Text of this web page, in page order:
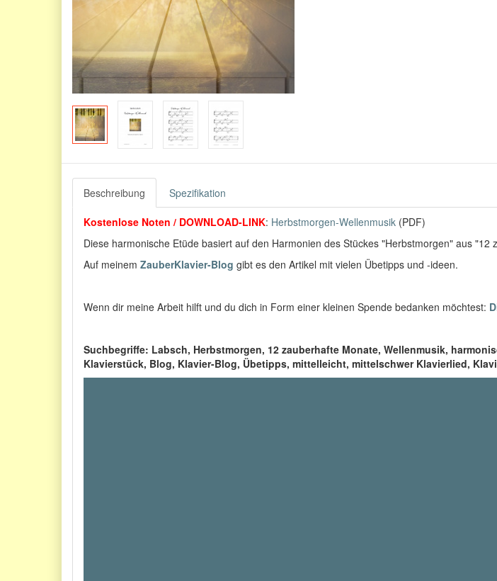
Beschreibung Spezifikation
Kostenlose Noten / DOWNLOAD-LINK: Herbstmorgen-Wellenmusik (PDF)
Diese harmonische Etüde basiert auf den Harmonien des Stückes "Herbstmorgen" aus "12
Auf meinem ZauberKlavier-Blog gibt es den Artikel mit vielen Übetipps und -ideen.
Wenn dir meine Arbeit hilft und du dich in Form einer kleinen Spende bedanken möchtest:
Suchbegriffe: Labsch, Herbstmorgen, 12 zauberhafte Monate, Wellenmusik,
Klavierstück, Blog, Klavier-Blog, Übetipps, mittelleicht, mittelschwer Klavierlied,